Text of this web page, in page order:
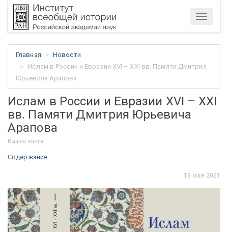
Меню
Главная
Новости
Ислам в России и Евразии XVI – ХХI вв. Памяти Дмитрия
Юрьевича Арапова
Ислам в России и Евразии XVI – ХХI
вв. Памяти Дмитрия Юрьевича
Арапова
Вышла книга
Содержание
19 мая 2021